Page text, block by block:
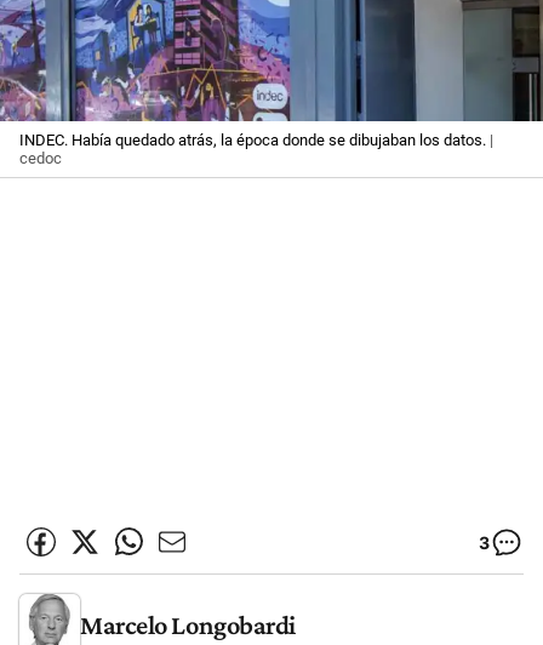
INDEC. Había quedado atrás, la época donde se dibujaban los datos. |
cedoc
3
Marcelo Longobardi